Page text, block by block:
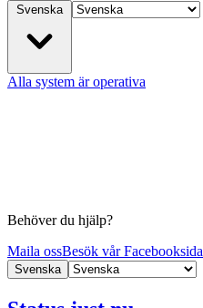
Svenska
Alla system är operativa
Behöver du hjälp?
Maila ossBesök vår Facebooksida
Svenska